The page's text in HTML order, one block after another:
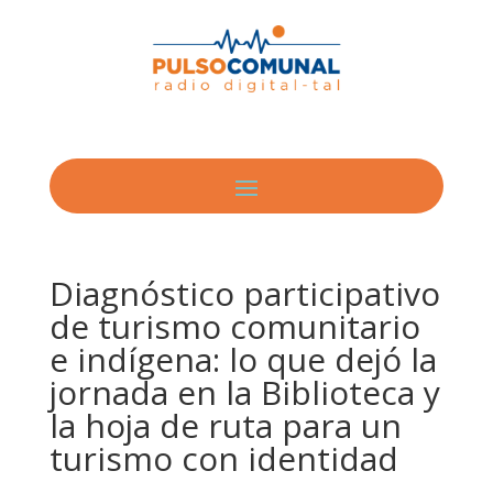
Diagnóstico participativo
de turismo comunitario
e indígena: lo que dejó la
jornada en la Biblioteca y
la hoja de ruta para un
turismo con identidad